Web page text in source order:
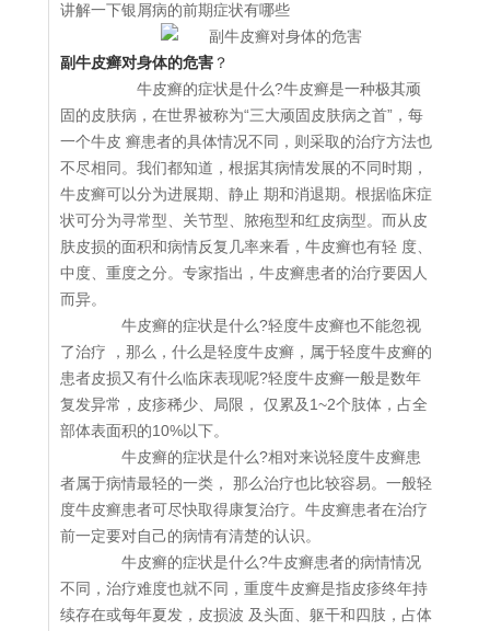
讲解一下银屑病的前期症状有哪些
副牛皮癣对身体的危害 ？
牛皮癣的症状是什么?牛皮癣是一种极其顽
固的皮肤病，在世界被称为“三大顽固皮肤病之首”，每
一个牛皮 癣患者的具体情况不同，则采取的治疗方法也
不尽相同。我们都知道，根据其病情发展的不同时期，
牛皮癣可以分为进展期、静止 期和消退期。根据临床症
状可分为寻常型、关节型、脓疱型和红皮病型。而从皮
肤皮损的面积和病情反复几率来看，牛皮癣也有轻 度、
中度、重度之分。专家指出，牛皮癣患者的治疗要因人
而异。
牛皮癣的症状是什么?轻度牛皮癣也不能忽视
了治疗 ，那么，什么是轻度牛皮癣，属于轻度牛皮癣的
患者皮损又有什么临床表现呢?轻度牛皮癣一般是数年
复发异常，皮疹稀少、局限， 仅累及1~2个肢体，占全
部体表面积的10%以下。
牛皮癣的症状是什么?相对来说轻度牛皮癣患
者属于病情最轻的一类， 那么治疗也比较容易。一般轻
度牛皮癣患者可尽快取得康复治疗。牛皮癣患者在治疗
前一定要对自己的病情有清楚的认识。
牛皮癣的症状是什么?牛皮癣患者的病情情况
不同，治疗难度也就不同，重度牛皮癣是指皮疹终年持
续存在或每年夏发，皮损波 及头面、躯干和四肢，占体